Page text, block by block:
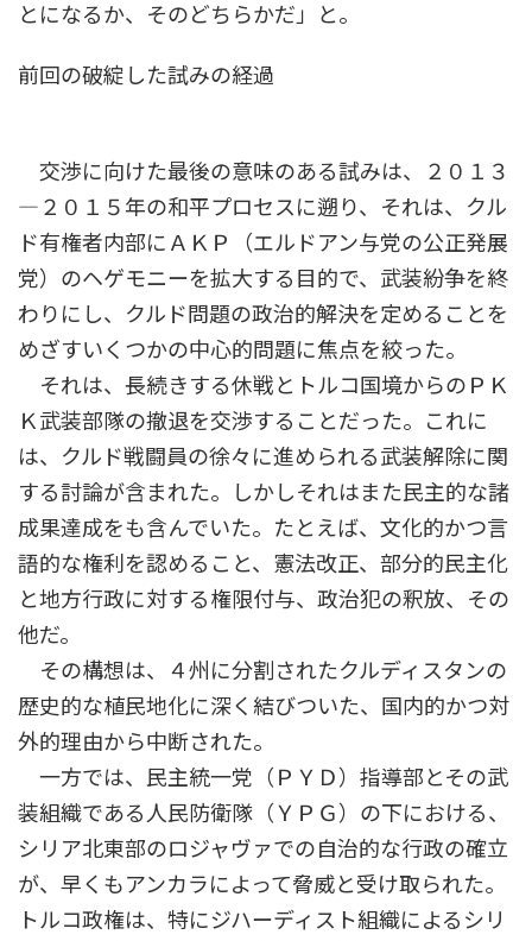
とになるか、そのどちらかだ」と。
前回の破綻した試みの経過
交渉に向けた最後の意味のある試みは、２０１３
―２０１５年の和平プロセスに遡り、それは、クル
ド有権者内部にＡＫＰ（エルドアン与党の公正発展
党）のヘゲモニーを拡大する目的で、武装紛争を終
わりにし、クルド問題の政治的解決を定めることを
めざすいくつかの中心的問題に焦点を絞った。
それは、長続きする休戦とトルコ国境からのＰＫ
Ｋ武装部隊の撤退を交渉することだった。これに
は、クルド戦闘員の徐々に進められる武装解除に関
する討論が含まれた。しかしそれはまた民主的な諸
成果達成をも含んでいた。たとえば、文化的かつ言
語的な権利を認めること、憲法改正、部分的民主化
と地方行政に対する権限付与、政治犯の釈放、その
他だ。
その構想は、４州に分割されたクルディスタンの
歴史的な植民地化に深く結びついた、国内的かつ対
外的理由から中断された。
一方では、民主統一党（ＰＹＤ）指導部とその武
装組織である人民防衛隊（ＹＰＧ）の下における、
シリア北東部のロジャヴァでの自治的な行政の確立
が、早くもアンカラによって脅威と受け取られた。
トルコ政権は、特にジハーディスト組織によるシリ